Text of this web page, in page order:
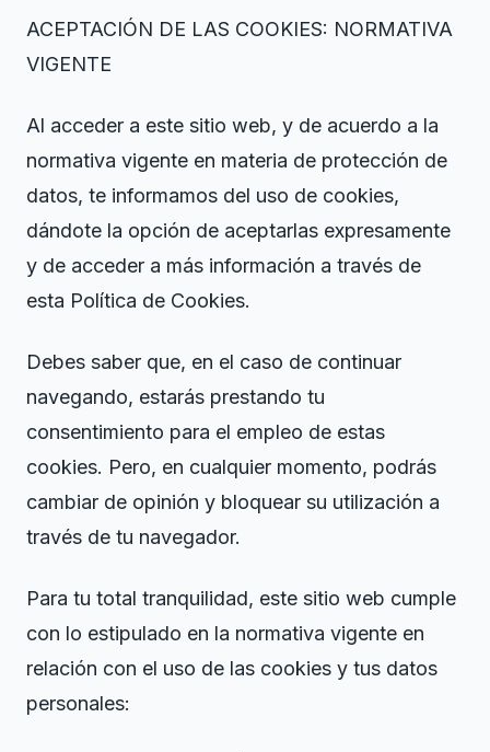
ACEPTACIÓN DE LAS COOKIES: NORMATIVA
VIGENTE
Al acceder a este sitio web, y de acuerdo a la
normativa vigente en materia de protección de
datos, te informamos del uso de cookies,
dándote la opción de aceptarlas expresamente
y de acceder a más información a través de
esta Política de Cookies.
Debes saber que, en el caso de continuar
navegando, estarás prestando tu
consentimiento para el empleo de estas
cookies. Pero, en cualquier momento, podrás
cambiar de opinión y bloquear su utilización a
través de tu navegador.
Para tu total tranquilidad, este sitio web cumple
con lo estipulado en la normativa vigente en
relación con el uso de las cookies y tus datos
personales: